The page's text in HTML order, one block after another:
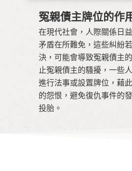
冤親債主牌位的作
在現代社會，人際關係日
矛盾在所難免，這些糾紛
決，可能會導致冤親債主
止冤親債主的騷擾，一些
進行法事或設置牌位，藉
的怨恨，避免復仇事件的
投胎。